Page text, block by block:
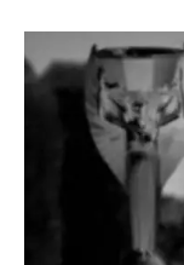
"Pays
Galles,